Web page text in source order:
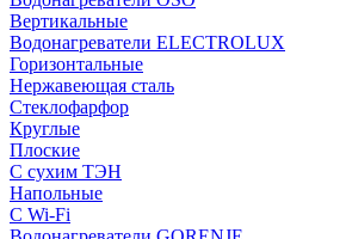
Вертикальные
Водонагреватели ELECTROLUX
Горизонтальные
Нержавеющая сталь
Стеклофарфор
Круглые
Плоские
С сухим ТЭН
Напольные
С Wi-Fi